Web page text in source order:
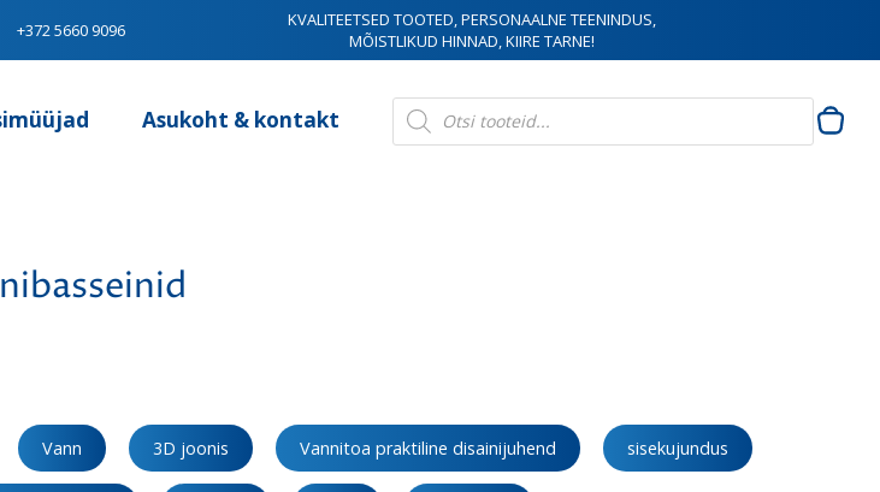
+372 5660 9096
KVALITEETSED TOOTED, PERSONAALNE TEENINDUS,
MÕISTLIKUD HINNAD, KIIRE TARNE!
Asukoht & kontakt
Products
search
Vann 3D joonis Vannitoa praktiline disainijuhend sisekujundus